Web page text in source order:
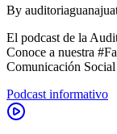
By
El podcast de la
Conoce a nuestra
Comunicación
Podcast informativo